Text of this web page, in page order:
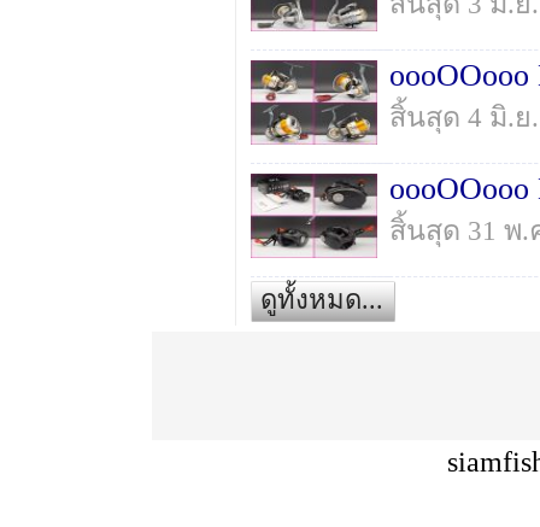
สิ้นสุด 4 มิ.ย
สิ้นสุด 31 พ.
ดูทั้งหมด...